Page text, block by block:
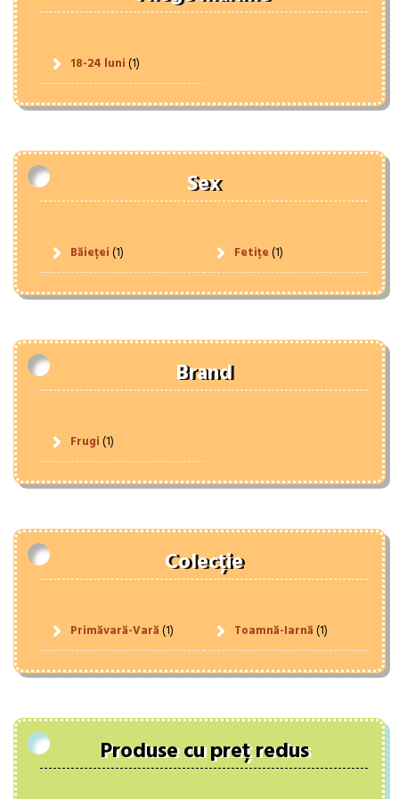
18-24 luni(1)
Sex
Băieței(1) Fetițe(1)
Brand
Frugi(1)
Colecție
Primăvară-Vară(1) Toamnă-Iarnă(1)
Produse cu preț redus